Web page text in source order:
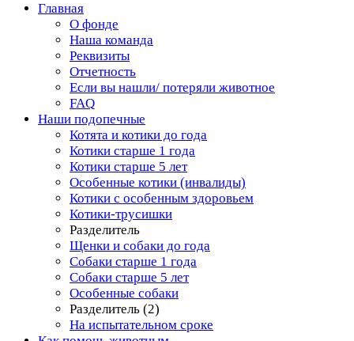
Главная
О фонде
Наша команда
Реквизиты
Отчетность
Если вы нашли/ потеряли животное
FAQ
Наши подопечные
Котята и котики до года
Котики старше 1 года
Котики старше 5 лет
Особенные котики (инвалиды)
Котики с особенным здоровьем
Котики-трусишки
Разделитель
Щенки и собаки до года
Собаки старше 1 года
Собаки старше 5 лет
Особенные собаки
Разделитель (2)
На испытательном сроке